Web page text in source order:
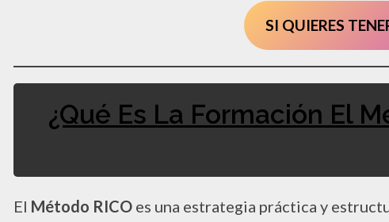
SI QUIERES
¿Qué Es La Formación El
El Método RICO es una estrategia práctica y